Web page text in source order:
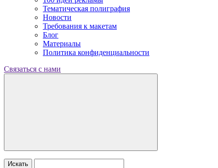
Тематическая полиграфия
Новости
Требования к макетам
Блог
Материалы
Политика конфиденциальности
Связаться с нами
Искать